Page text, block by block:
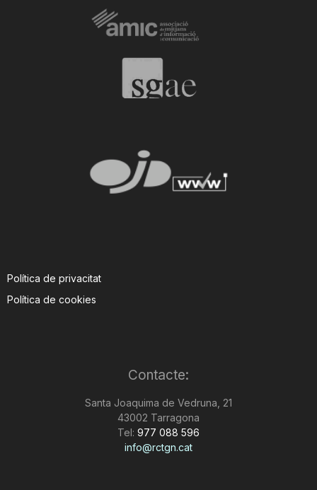
Política de privacitat
Política de cookies
Contacte:
Santa Joaquima de Vedruna, 21
43002 Tarragona
Tel: 977 088 596
info@rctgn.cat